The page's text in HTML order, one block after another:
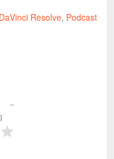
DaVinci Resolve, Podcast